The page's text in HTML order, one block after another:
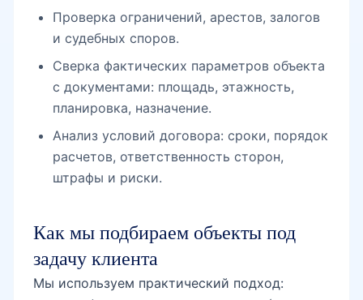
Паркентский рынок
Мать и дитя
Буз
Проверка ограничений, арестов, залогов
и судебных споров.
Сверка фактических параметров объекта
с документами: площадь, этажность,
планировка, назначение.
Анализ условий договора: сроки, порядок
расчетов, ответственность сторон,
штрафы и риски.
Как мы подбираем объекты под
задачу клиента
Мы используем практический подход: